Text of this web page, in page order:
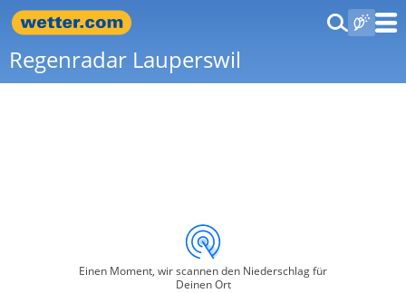
Regenradar Lauperswil
Einen Moment, wir scannen den Niederschlag für
Deinen Ort